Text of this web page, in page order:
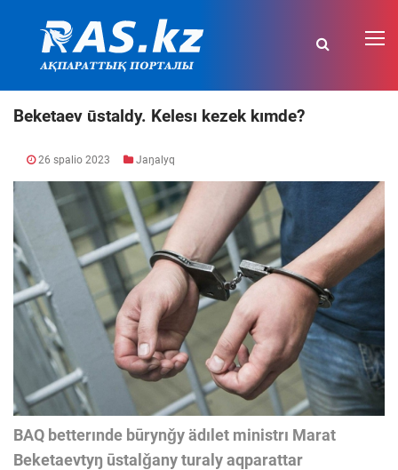
Beketaev ūstaldy. Kelesı kezek kımde?
26 spalio 2023 Jaŋalyq
BAQ betterınde būrynǧy ädılet ministrı Marat
Beketaevtyŋ ūstalǧany turaly aqparattar